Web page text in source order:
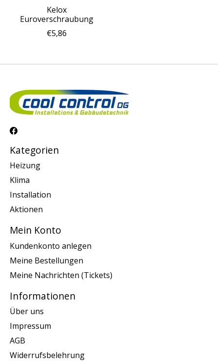
Kelox
Euroverschraubung
€5,86
Kategorien
Heizung
Klima
Installation
Aktionen
Mein Konto
Kundenkonto anlegen
Meine Bestellungen
Meine Nachrichten (Tickets)
Informationen
Über uns
Impressum
AGB
Widerrufsbelehrung